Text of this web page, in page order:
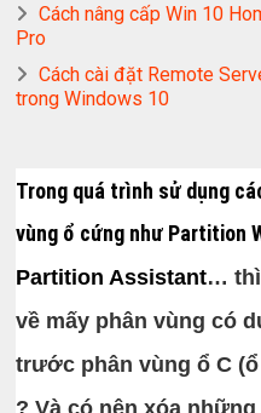
Cách nâng cấp Win 10
Pro
Cách cài đặt Remote
trong Windows 10
Trong quá trình sử dụng
vùng ổ cứng như Partition
Partition Assistant… t
về mấy phân vùng có
trước phân vùng ổ C
? Và có nên xóa